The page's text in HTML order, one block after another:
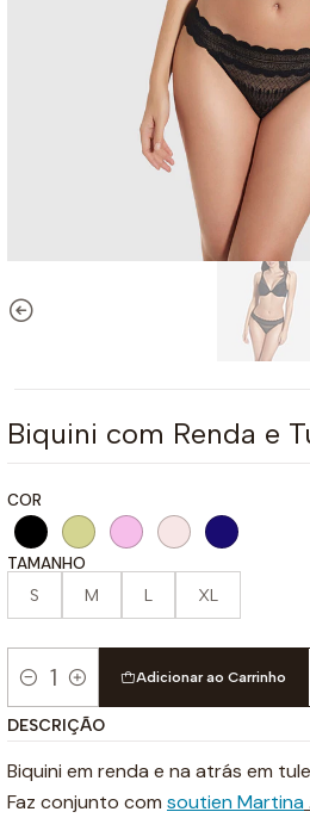
Biquini com Renda e
COR
TAMANHO
S M L XL
Quantidade
Adicionar ao Carrinho
DESCRIÇÃO
Biquini em renda e na atrás em
Faz conjunto com soutien Martina.